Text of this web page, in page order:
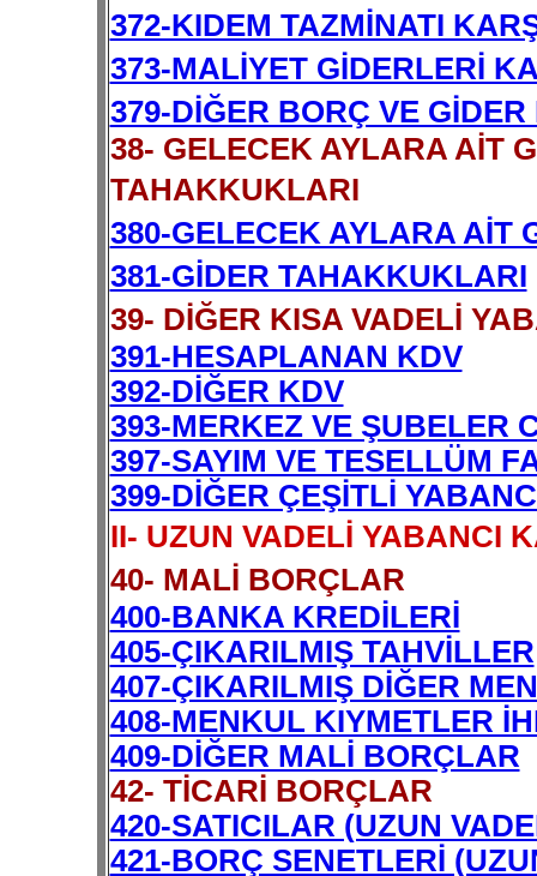
372-KIDEM TAZMİNATI
373-MALİYET GİDERLERİ
379-DİĞER BORÇ VE
38- GELECEK AYLARA AİT
TAHAKKUKLARI
380-GELECEK AYLARA AİT
381-GİDER TAHAKKUKLARI
39- DİĞER KISA VADELİ
391-HESAPLANAN KDV
392-DİĞER KDV
393-MERKEZ VE ŞUBELER
397-SAYIM VE TESELLÜM
399-DİĞER ÇEŞİTLİ
II- UZUN VADELİ YABANCI
40- MALİ BORÇLAR
400-BANKA KREDİLERİ
405-ÇIKARILMIŞ TAHVİLLER
407-ÇIKARILMIŞ DİĞER
408-MENKUL KIYMETLER
409-DİĞER MALİ BORÇLAR
42- TİCARİ BORÇLAR
420-SATICILAR (UZUN
421-BORÇ SENETLERİ